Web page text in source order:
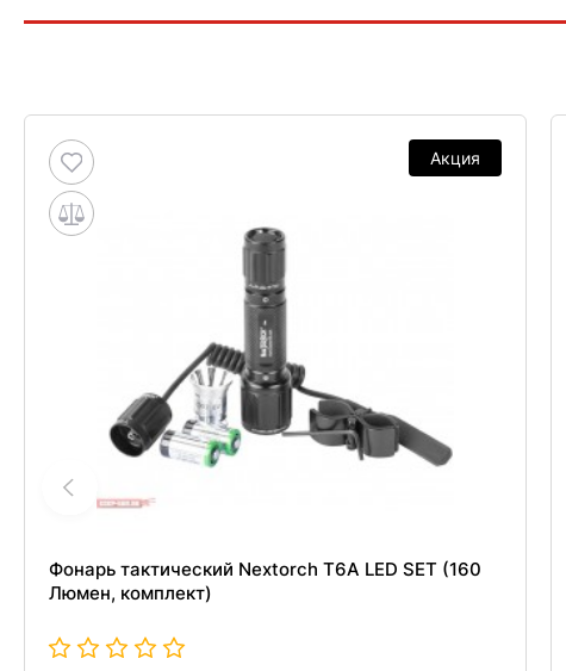
Акция
Фонарь тактический Nextorch T6A LED SET (160
Люмен, комплект)